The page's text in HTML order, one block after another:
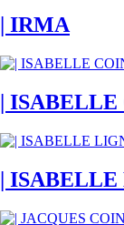
| IRMA
| ISABELLE
| ISABELLE